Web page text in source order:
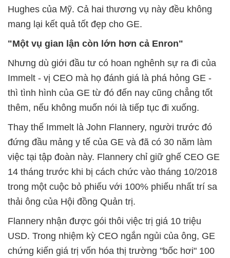
Hughes của Mỹ. Cả hai thương vụ này đều không
mang lại kết quả tốt đẹp cho GE.
"Một vụ gian lận còn lớn hơn cả Enron"
Nhưng dù giới đầu tư có hoan nghênh sự ra đi của
Immelt - vị CEO mà họ đánh giá là phá hỏng GE -
thì tình hình của GE từ đó đến nay cũng chẳng tốt
thêm, nếu không muốn nói là tiếp tục đi xuống.
Thay thế Immelt là John Flannery, người trước đó
đứng đầu mảng y tế của GE và đã có 30 năm làm
việc tại tập đoàn này. Flannery chỉ giữ ghế CEO GE
14 tháng trước khi bị cách chức vào tháng 10/2018
trong một cuộc bỏ phiếu với 100% phiếu nhất trí sa
thải ông của Hội đồng Quản trị.
Flannery nhận được gói thôi việc trị giá 10 triệu
USD. Trong nhiệm kỳ CEO ngắn ngủi của ông, GE
chứng kiến giá trị vốn hóa thị trường "bốc hơi" 100